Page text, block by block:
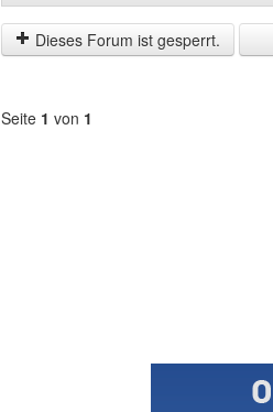
der
letzten
Zeit
by
Dieses Forum ist gesperrt.
Seite 1 von 1